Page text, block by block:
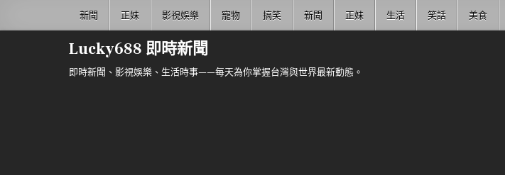
新聞 正妹 影視娛樂 寵物 搞笑 新聞 正妹 生活 笑話 美食
Lucky688 即時新聞
即時新聞、影視娛樂、生活時事——每天為你掌握台灣與世界最新動態。